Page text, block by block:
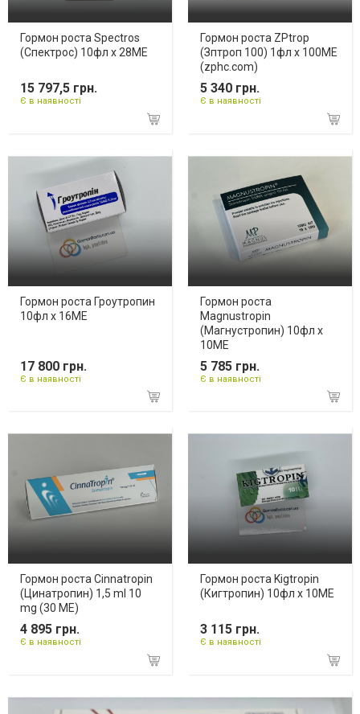
Гормон роста Spectros
(Спектрос) 10фл х 28МЕ
15 797,5 грн.
Є в наявності
Гормон роста ZPtrop
(Зптроп 100) 1фл х 100ME
(zphc.com)
5 340 грн.
Є в наявності
Гормон роста Гроутропин
10фл х 16ME
17 800 грн.
Є в наявності
Гормон роста
Magnustropin
(Магнустропин) 10фл х
10ME
5 785 грн.
Є в наявності
Гормон роста Cinnatropin
(Цинатропин) 1,5 ml 10
mg (30 ME)
4 895 грн.
Є в наявності
Гормон роста Kigtropin
(Кигтропин) 10фл х 10ME
3 115 грн.
Є в наявності